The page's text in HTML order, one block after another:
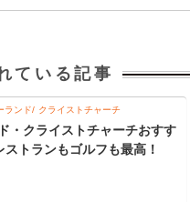
ている記事
ランド クライストチャーチ
・クライストチャーチおすす
トランもゴルフも最高！